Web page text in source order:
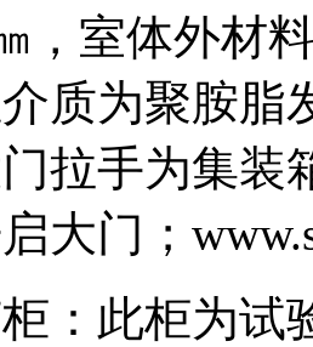
，室体外材
质为聚胺脂
拉手为集装
大门；
：此柜为试